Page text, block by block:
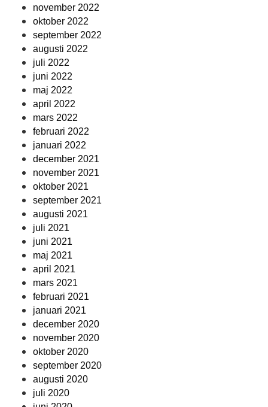
november 2022
oktober 2022
september 2022
augusti 2022
juli 2022
juni 2022
maj 2022
april 2022
mars 2022
februari 2022
januari 2022
december 2021
november 2021
oktober 2021
september 2021
augusti 2021
juli 2021
juni 2021
maj 2021
april 2021
mars 2021
februari 2021
januari 2021
december 2020
november 2020
oktober 2020
september 2020
augusti 2020
juli 2020